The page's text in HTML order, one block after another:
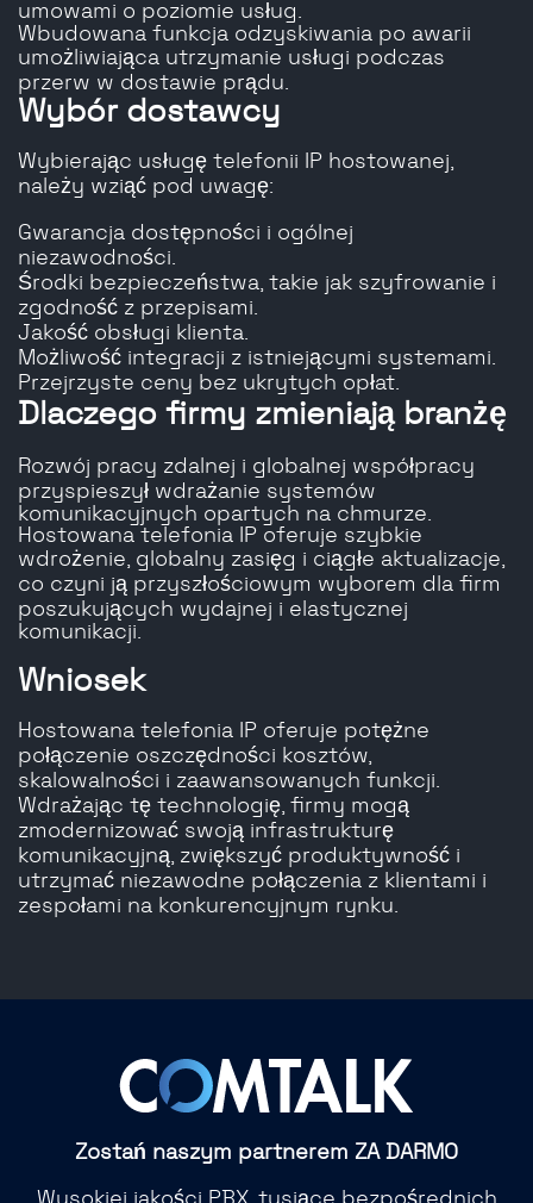
umowami o poziomie usług.
Wbudowana funkcja odzyskiwania po awarii
umożliwiająca utrzymanie usługi podczas
przerw w dostawie prądu.
Wybór dostawcy
Wybierając usługę telefonii IP hostowanej,
należy wziąć pod uwagę:
Gwarancja dostępności i ogólnej
niezawodności.
Środki bezpieczeństwa, takie jak szyfrowanie i
zgodność z przepisami.
Jakość obsługi klienta.
Możliwość integracji z istniejącymi systemami.
Przejrzyste ceny bez ukrytych opłat.
Dlaczego firmy zmieniają branżę
Rozwój pracy zdalnej i globalnej współpracy
przyspieszył wdrażanie systemów
komunikacyjnych opartych na chmurze.
Hostowana telefonia IP oferuje szybkie
wdrożenie, globalny zasięg i ciągłe aktualizacje,
co czyni ją przyszłościowym wyborem dla firm
poszukujących wydajnej i elastycznej
komunikacji.
Wniosek
Hostowana telefonia IP oferuje potężne
połączenie oszczędności kosztów,
skalowalności i zaawansowanych funkcji.
Wdrażając tę ​​technologię, firmy mogą
zmodernizować swoją infrastrukturę
komunikacyjną, zwiększyć produktywność i
utrzymać niezawodne połączenia z klientami i
zespołami na konkurencyjnym rynku.
Zostań naszym partnerem ZA DARMO